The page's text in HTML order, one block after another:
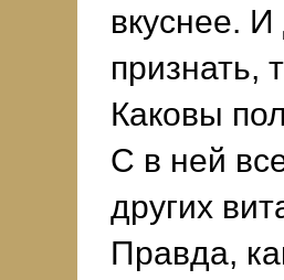
вкуснее.
признать,
Каковы
С в ней
других
Правда,